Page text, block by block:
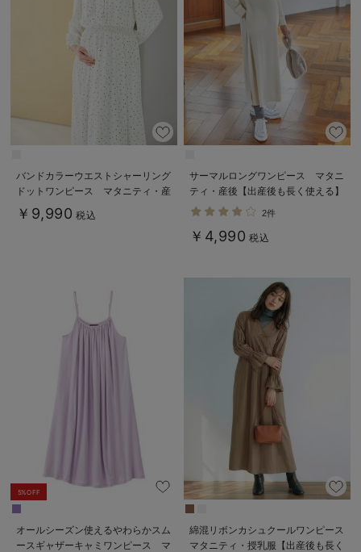
バンドカラーウエストシャーリング
ドットワンピース マタニティ・産
後授乳服【出産後も長く使える】
￥9,990 税込
サーマルロングワンピース マタニ
ティ・産後【出産後も長く使える】
2件
￥4,990 税込
5%OFF
オールシーズン使えるやわらかスム
ースギャザーキャミワンピース マ
綿混リボンカシュクールワンピース
マタニティ・授乳服【出産後も長く